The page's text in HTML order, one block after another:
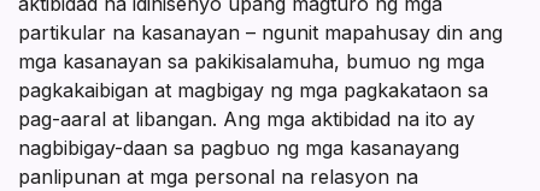
partikular na kasanayan – ngunit mapahusay din ang
mga kasanayan sa pakikisalamuha, bumuo ng mga
pagkakaibigan at magbigay ng mga pagkakataon sa
pag-aaral at libangan. Ang mga aktibidad na ito ay
nagbibigay-daan sa pagbuo ng mga kasanayang
panlipunan at mga personal na relasyon na